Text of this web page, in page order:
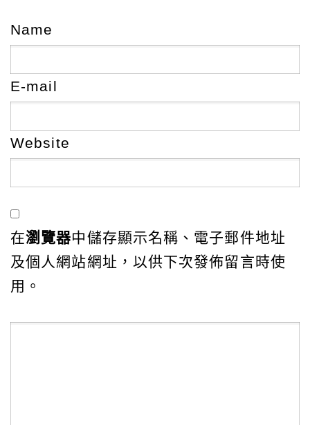
Name
E-mail
Website
在瀏覽器中儲存顯示名稱、電子郵件地址
及個人網站網址，以供下次發佈留言時使
用。